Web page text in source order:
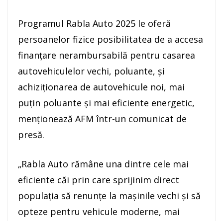
Programul Rabla Auto 2025 le oferă
persoanelor fizice posibilitatea de a accesa
finanţare nerambursabilă pentru casarea
autovehiculelor vechi, poluante, şi
achiziţionarea de autovehicule noi, mai
puţin poluante şi mai eficiente energetic,
menţionează AFM într-un comunicat de
presă.
„Rabla Auto rămâne una dintre cele mai
eficiente căi prin care sprijinim direct
populaţia să renunţe la maşinile vechi şi să
opteze pentru vehicule moderne, mai